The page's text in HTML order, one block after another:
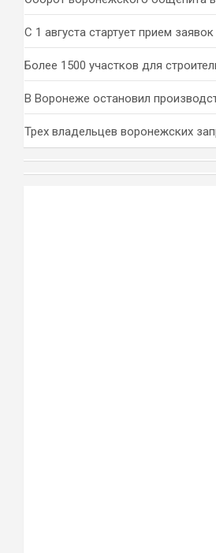
С 1 августа стартует прием
Более 1500 участков для
В Воронеже остановил
Трех владельцев воронежских